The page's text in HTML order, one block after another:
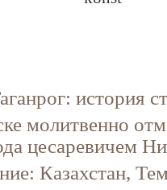
история
молитвенно
цесаревичем
Казахстан,